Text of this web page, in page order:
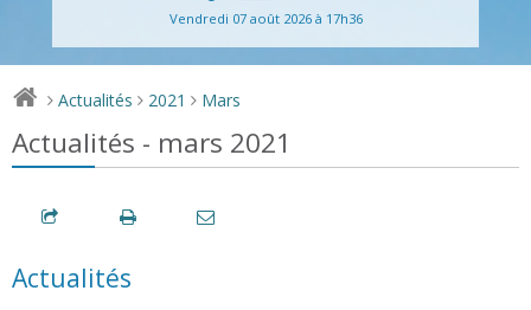
Vendredi 07 août 2026 à 17h36
> Actualités > 2021 > Mars
Actualités - mars 2021
Actualités